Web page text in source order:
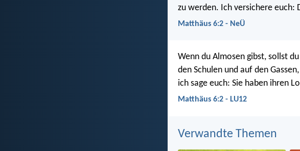
zu werden. Ich versichere euch:
Matthäus 6:2 - NeÜ
Wenn du Almosen gibst, sollst
den Schulen und auf den
ich sage euch: Sie haben ihren
Matthäus 6:2 - LU12
Verwandte Themen